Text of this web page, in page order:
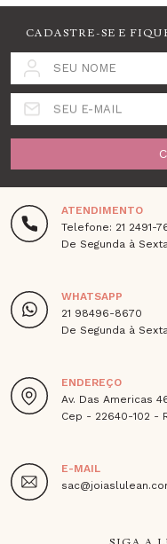
CADASTRE-SE E
SEU NOME
SEU E-MAIL
ATENDIMENTO
Telefone: 21 2491-
De Segunda à
WHATSAPP
21 98496-8670
De Segunda à
ENDEREÇO
Av. Das Americas
Cep - 22640-102 -
E-MAIL